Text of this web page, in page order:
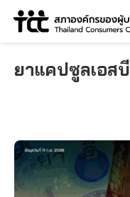
Skip
ยาแคปซูลเอสบี